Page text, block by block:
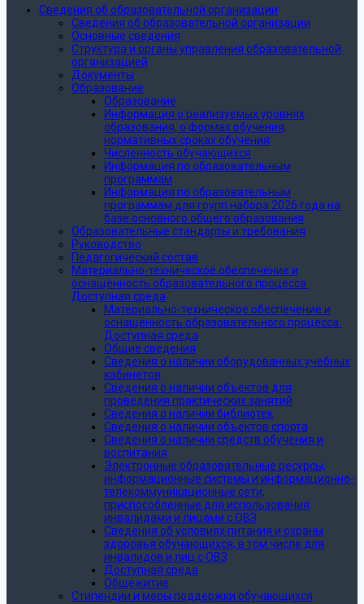
Сведения об образовательной организации
Сведения об образовательной организации
Основные сведения
Структура и органы управления образовательной
организацией
Документы
Образование
Образование
Информация о реализуемых уровнях
образования, о формах обучения,
нормативных сроках обучения
Численность обучающихся
Информация по образовательным
программам
Информация по образовательным
программам для групп набора 2026 года на
базе основного общего образования
Образовательные стандарты и требования
Руководство
Педагогический состав
Материально-техническое обеспечение и
оснащённость образовательного процесса.
Доступная среда
Материально-техническое обеспечение и
оснащённость образовательного процесса.
Доступная среда
Общие сведения
Сведения о наличии оборудованных учебных
кабинетов
Сведения о наличии объектов для
проведения практических занятий
Сведения о наличии библиотек
Сведения о наличии объектов спорта
Сведения о наличии средств обучения и
воспитания
Электронные образовательные ресурсы,
информационные системы и информационно-
телекоммуникационные сети,
приспособленные для использования
инвалидами и лицами с ОВЗ
Сведения об условиях питания и охраны
здоровья обучающихся, в том числе для
инвалидов и лиц с ОВЗ
Доступная среда
Общежитие
Стипендии и меры поддержки обучающихся